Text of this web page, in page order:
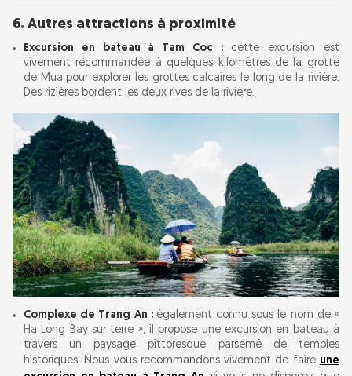
6. Autres attractions à proximité
Excursion en bateau à Tam Coc :cette excursion est
vivement recommandée à quelques kilomètres de la grotte
de Mua pour explorer les grottes calcaires le long de la rivière.
Des rizières bordent les deux rives de la rivière.
Complexe de Trang An : également connu sous le nom de «
Ha Long Bay sur terre », il propose une excursion en bateau à
travers un paysage pittoresque parsemé de temples
historiques. Nous vous recommandons vivement de faire une